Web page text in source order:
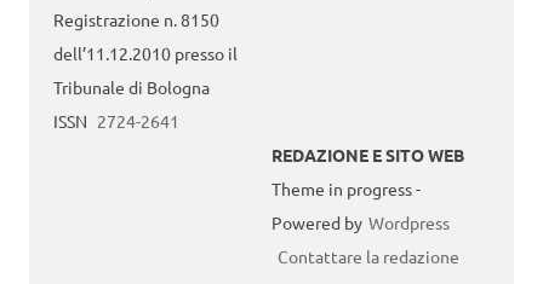
Registrazione n. 8150
dell’11.12.2010 presso il
Tribunale di Bologna
ISSN 2724-2641
REDAZIONE E SITO WEB
Theme in progress -
Powered by Wordpress
Contattare la redazione